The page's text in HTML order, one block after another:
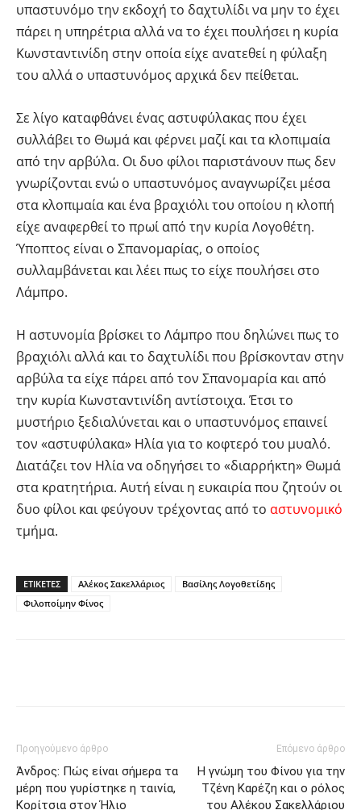
υπαστυνόμο την εκδοχή το δαχτυλίδι να μην το έχει
πάρει η υπηρέτρια αλλά να το έχει πουλήσει η κυρία
Κωνσταντινίδη στην οποία είχε ανατεθεί η φύλαξη
του αλλά ο υπαστυνόμος αρχικά δεν πείθεται.
Σε λίγο καταφθάνει ένας αστυφύλακας που έχει
συλλάβει το Θωμά και φέρνει μαζί και τα κλοπιμαία
από την αρβύλα. Οι δυο φίλοι παριστάνουν πως δεν
γνωρίζονται ενώ ο υπαστυνόμος αναγνωρίζει μέσα
στα κλοπιμαία και ένα βραχιόλι του οποίου η κλοπή
είχε αναφερθεί το πρωί από την κυρία Λογοθέτη.
Ύποπτος είναι ο Σπανομαρίας, ο οποίος
συλλαμβάνεται και λέει πως το είχε πουλήσει στο
Λάμπρο.
Η αστυνομία βρίσκει το Λάμπρο που δηλώνει πως το
βραχιόλι αλλά και το δαχτυλίδι που βρίσκονταν στην
αρβύλα τα είχε πάρει από τον Σπανομαρία και από
την κυρία Κωνσταντινίδη αντίστοιχα. Έτσι το
μυστήριο ξεδιαλύνεται και ο υπαστυνόμος επαινεί
τον «αστυφύλακα» Ηλία για το κοφτερό του μυαλό.
Διατάζει τον Ηλία να οδηγήσει το «διαρρήκτη» Θωμά
στα κρατητήρια. Αυτή είναι η ευκαιρία που ζητούν οι
δυο φίλοι και φεύγουν τρέχοντας από το αστυνομικό
τμήμα.
ΕΤΙΚΕΤΕΣ Αλέκος Σακελλάριος
Βασίλης Λογοθετίδης
Φιλοποίμην Φίνος
Προηγούμενο άρθρο
Άνδρος: Πώς είναι σήμερα τα
μέρη που γυρίστηκε η ταινία,
Κορίτσια στον Ήλιο
Επόμενο άρθρο
Η γνώμη του Φίνου για την
Τζένη Καρέζη και ο ρόλος
του Αλέκου Σακελλάριου